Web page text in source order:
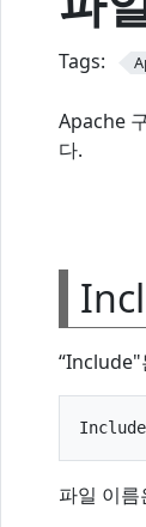
Tags:
Apache
다.
“Include"
파일 이